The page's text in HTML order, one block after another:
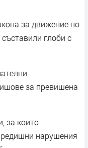
за движение по
глоби с
за превишена
за които
нарушения